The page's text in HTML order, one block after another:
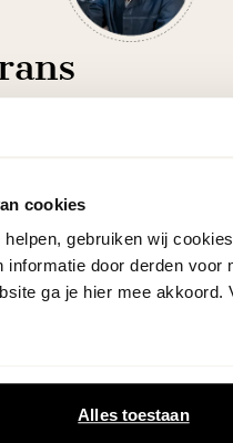
cookies
gebruiken wij
door derden voor
ga je hier mee akkoord.
Alles toestaan
staan
in een persoonlijk
jouw